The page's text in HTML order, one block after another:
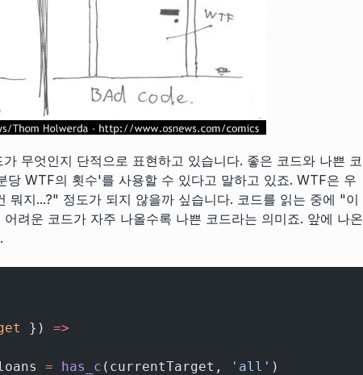
무엇인지 단적으로 표현하고 있습니다. 좋은 코드와 나쁜 코
당 WTF의 횟수'를 사용할 수 있다고 말하고 있죠. WTF은 우
뭐지...?" 정도가 되지 않을까 싶습니다. 코드를 읽는 중에 "이
려운 코드가 자주 나올수록 나쁜 코드라는 의미죠. 앞에 나온
}) =>
= has_c (currentTarget, 'all' )